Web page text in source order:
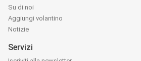
Su di noi
Aggiungi volantino
Notizie
Servizi